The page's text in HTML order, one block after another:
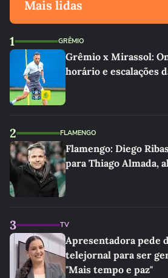
Mais lidas
1 GRÊMIO
Grêmio x Mirassol:
horário e escalações
2 FLAMENGO
Flamengo: Diego
para Thiago Almada,
3 TV
Apresentadora pede
telejornal para ser
"Mais tempo e paz"